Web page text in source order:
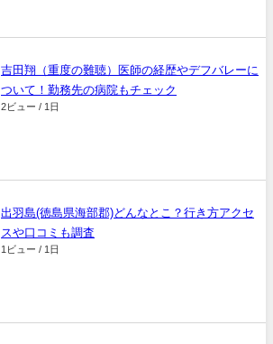
吉田翔（重度の難聴）医師の経歴やデフバレーに
ついて！勤務先の病院もチェック
2ビュー / 1日
出羽島(徳島県海部郡)どんなとこ？行き方アクセ
スや口コミも調査
1ビュー / 1日